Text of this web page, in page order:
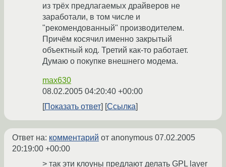
из трёх предлагаемых драйверов не
заработали, в том числе и
"рекомендованный" производителем.
Причём косячил именно закрытый
объектный код. Третий как-то работает.
Думаю о покупке внешнего модема.
max630
08.02.2005 04:20:40 +00:00
Показать ответ
Ссылка
Ответ на: комментарий от anonymous 07.02.2005
20:19:00 +00:00
> так эти клоуны предлают делать GPL layer